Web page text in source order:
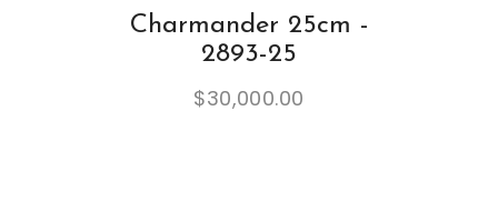
Charmander 25cm -
2893-25
$30,000.00